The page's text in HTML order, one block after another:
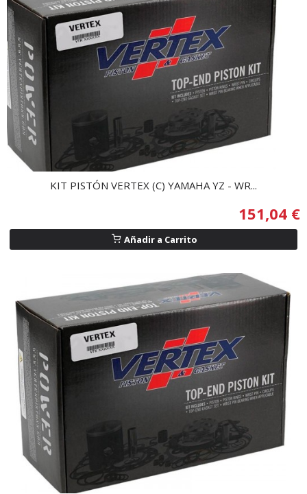
KIT PISTÓN VERTEX (C) YAMAHA YZ - WR...
151,04 €
Añadir a Carrito